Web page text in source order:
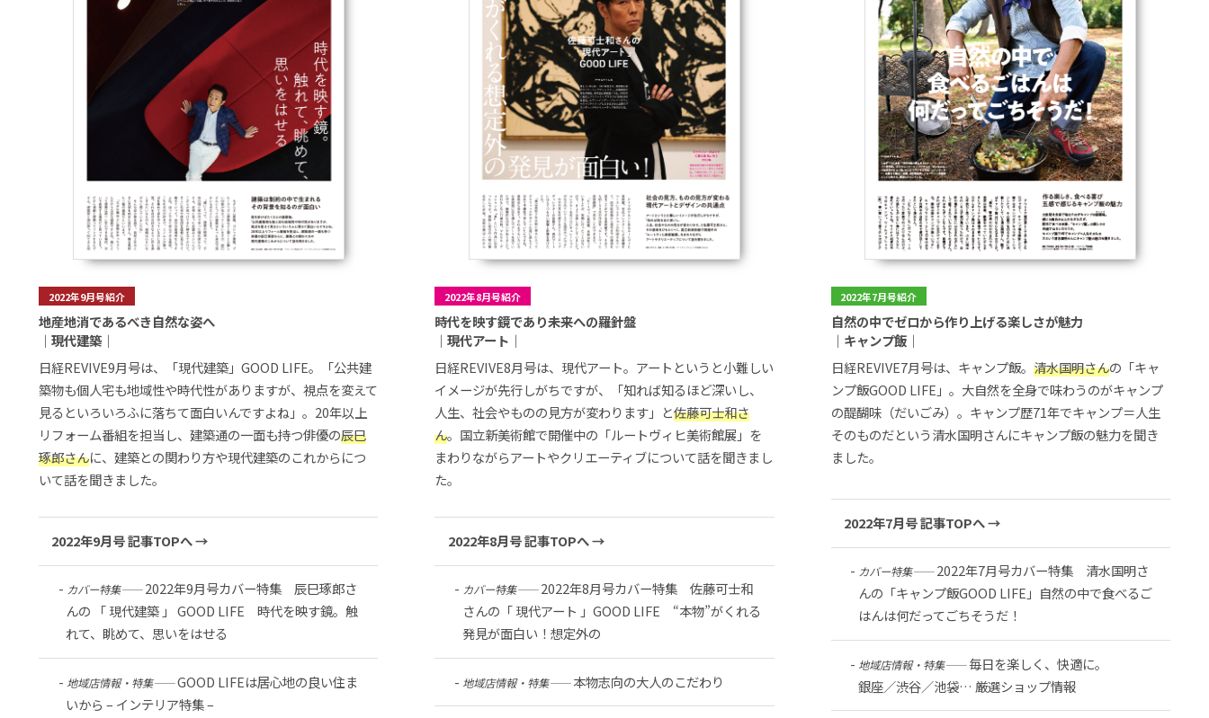
2022年9月号紹介
地産地消であるべき自然な姿へ
｜現代建築｜
日経REVIVE9月号は、「現代建築」GOOD LIFE。「公共建
築物も個人宅も地域性や時代性がありますが、視点を変えて
見るといろいろふに落ちて面白いんですよね」。20年以上
リフォーム番組を担当し、建築通の一面も持つ俳優の辰巳
琢郎さんに、建築との関わり方や現代建築のこれからにつ
いて話を聞きました。
2022年9月号 記事TOPへ →
カバー特集――2022年9月号カバー特集 辰巳琢郎さ
んの 「 現代建築 」 GOOD LIFE 時代を映す鏡。触
れて、眺めて、思いをはせる
地域店情報・特集――GOOD LIFEは居心地の良い住ま
いから – インテリア特集 –
2022年8月号紹介
時代を映す鏡であり未来への羅針盤
｜現代アート｜
日経REVIVE8月号は、現代アート。アートというと小難しい
イメージが先行しがちですが、「知れば知るほど深いし、
人生、社会やものの見方が変わります」と佐藤可士和さ
ん。国立新美術館で開催中の「ルートヴィヒ美術館展」を
まわりながらアートやクリエーティブについて話を聞きまし
た。
2022年8月号 記事TOPへ →
カバー特集――2022年8月号カバー特集 佐藤可士和
さんの「 現代アート 」GOOD LIFE “本物”がくれる
発見が面白い！想定外の
地域店情報・特集――本物志向の大人のこだわり
2022年7月号紹介
自然の中でゼロから作り上げる楽しさが魅力
｜キャンプ飯｜
日経REVIVE7月号は、キャンプ飯。 清水国明さんの「キャ
ンプ飯GOOD LIFE」。大自然を全身で味わうのがキャンプ
の醍醐味（だいごみ）。キャンプ歴71年でキャンプ＝人生
そのものだという清水国明さんにキャンプ飯の魅力を聞き
ました。
2022年7月号 記事TOPへ →
カバー特集――2022年7月号カバー特集 清水国明さ
んの「キャンプ飯GOOD LIFE」自然の中で食べるご
はんは何だってごちそうだ！
地域店情報・特集――毎日を楽しく、快適に。
銀座／渋谷／池袋… 厳選ショップ情報